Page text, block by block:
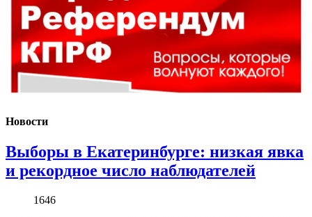
Новости
Выборы в Екатеринбурге: низкая явка
и рекордное число наблюдателей
1646